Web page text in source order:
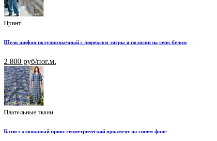
Принт
Шелк шифон полупрозрачный с люрексом тигры и полоски на серо-белом
2 800 руб/пог.м.
Плательные ткани
Батист хлопковый принт геометрический орнамент на синем фоне